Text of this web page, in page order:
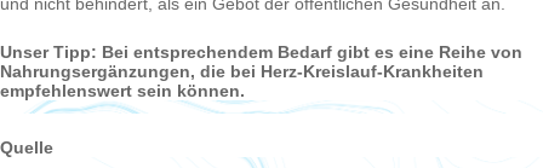
Unser Tipp: Bei entsprechendem Bedarf gibt es eine Reihe von
Nahrungsergänzungen, die bei Herz-Kreislauf-Krankheiten
empfehlenswert sein können.
Quelle